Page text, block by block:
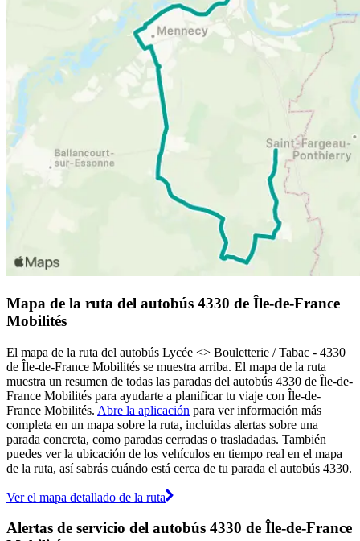
Mapa de la ruta del autobús 4330 de Île-de-France
Mobilités
El mapa de la ruta del autobús Lycée <> Bouletterie / Tabac - 4330
de Île-de-France Mobilités se muestra arriba. El mapa de la ruta
muestra un resumen de todas las paradas del autobús 4330 de Île-de-
France Mobilités para ayudarte a planificar tu viaje con Île-de-
France Mobilités. Abre la aplicación para ver información más
completa en un mapa sobre la ruta, incluidas alertas sobre una
parada concreta, como paradas cerradas o trasladadas. También
puedes ver la ubicación de los vehículos en tiempo real en el mapa
de la ruta, así sabrás cuándo está cerca de tu parada el autobús 4330.
Ver el mapa detallado de la ruta
Alertas de servicio del autobús 4330 de Île-de-France